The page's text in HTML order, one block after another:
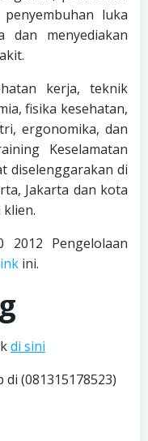
luka
dan menyediakan
kerja, teknik
fisika kesehatan,
ergonomika, dan
Keselamatan
diselenggarakan di
Jakarta dan kota
Pengelolaan
ini.
di sini
(081315178523)